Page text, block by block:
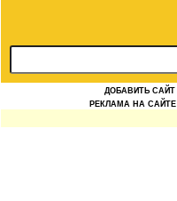
ДОБАВИТЬ САЙТ
РЕКЛАМА НА САЙТЕ